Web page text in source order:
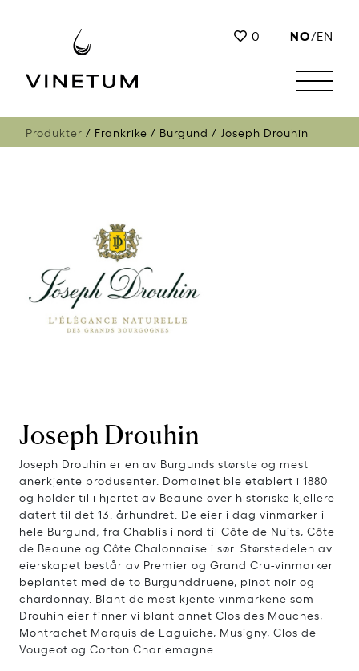
0 NO/EN
Produkter Frankrike Burgund Joseph Drouhin
Joseph Drouhin
Joseph Drouhin er en av Burgunds største og mest
anerkjente produsenter. Domainet ble etablert i 1880
og holder til i hjertet av Beaune over historiske kjellere
datert til det 13. århundret. De eier i dag vinmarker i
hele Burgund; fra Chablis i nord til Côte de Nuits, Côte
de Beaune og Côte Chalonnaise i sør. Størstedelen av
eierskapet består av Premier og Grand Cru-vinmarker
beplantet med de to Burgunddruene, pinot noir og
chardonnay. Blant de mest kjente vinmarkene som
Drouhin eier finner vi blant annet Clos des Mouches,
Montrachet Marquis de Laguiche, Musigny, Clos de
Vougeot og Corton Charlemagne.